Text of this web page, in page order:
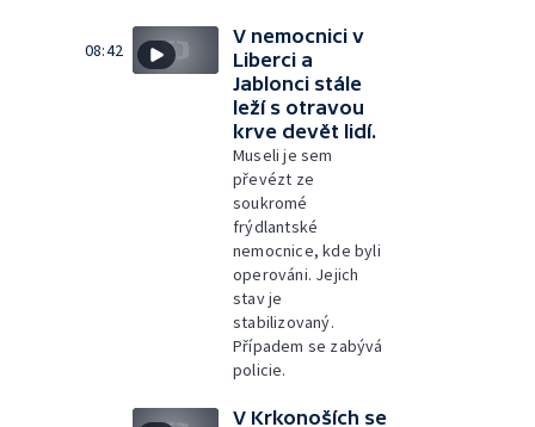
08:42
V nemocnici v
Liberci a
Jablonci stále
leží s otravou
krve devět lidí.
Museli je sem
převézt ze
soukromé
frýdlantské
nemocnice, kde byli
operováni. Jejich
stav je
stabilizovaný.
Případem se zabývá
policie.
V Krkonoších se